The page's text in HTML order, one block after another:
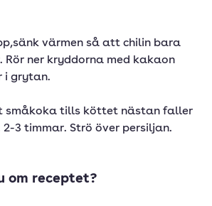
värmen så att chilin bara
Rör ner kryddorna med kakaon
i grytan.
småkoka tills köttet nästan faller
2-3 timmar. Strö över persiljan.
om receptet?